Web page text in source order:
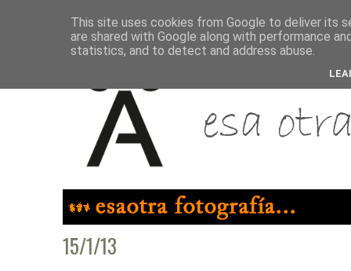
15/1/13
This site uses cookies from Google to deliver its
are shared with Google along with performance
statistics, and to detect and address abuse.